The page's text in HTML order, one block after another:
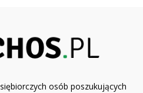
osób poszukujących